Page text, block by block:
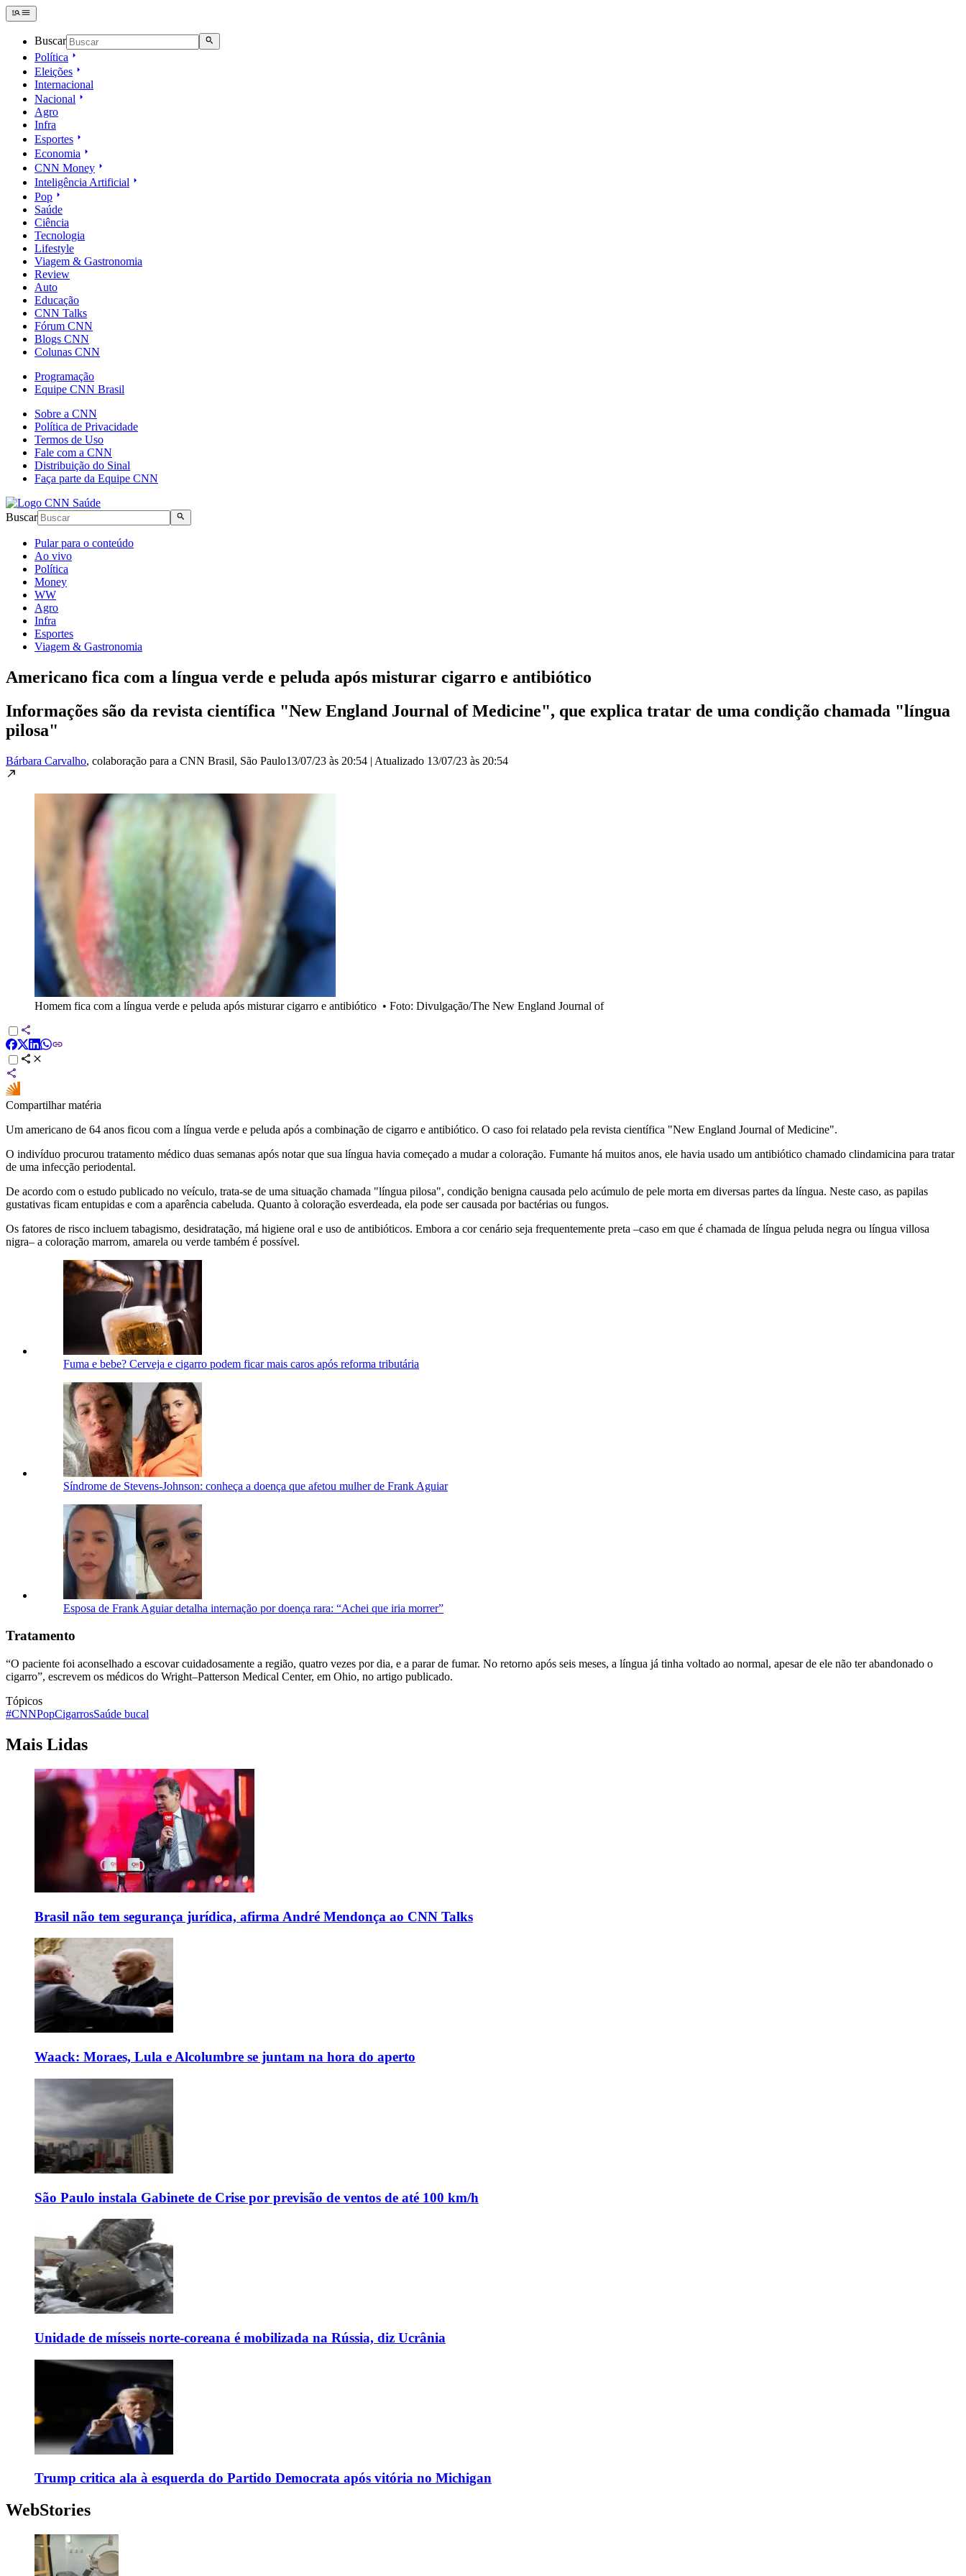
Buscar
Política
Eleições
Internacional
Nacional
Agro
Infra
Esportes
Economia
CNN Money
Inteligência Artificial
Pop
Saúde
Ciência
Tecnologia
Lifestyle
Viagem & Gastronomia
Review
Auto
Educação
CNN Talks
Fórum CNN
Blogs CNN
Colunas CNN
Programação
Equipe CNN Brasil
Sobre a CNN
Política de Privacidade
Termos de Uso
Fale com a CNN
Distribuição do Sinal
Faça parte da Equipe CNN
Buscar
Pular para o conteúdo
Ao vivo
Política
Money
WW
Agro
Infra
Esportes
Viagem & Gastronomia
Americano fica com a língua verde e peluda após misturar cigarro e antibiótico
Informações são da revista científica "New England Journal of Medicine", que explica tratar de uma condição chamada "língua
pilosa"
Bárbara Carvalho, colaboração para a CNN Brasil, São Paulo13/07/23 às 20:54 | Atualizado 13/07/23 às 20:54
Homem fica com a língua verde e peluda após misturar cigarro e antibiótico • Foto: Divulgação/The New England Journal of
Compartilhar matéria
Um americano de 64 anos ficou com a língua verde e peluda após a combinação de cigarro e antibiótico. O caso foi relatado pela revista científica "New England Journal of Medicine".
O indivíduo procurou tratamento médico duas semanas após notar que sua língua havia começado a mudar a coloração. Fumante há muitos anos, ele havia usado um antibiótico chamado clindamicina para tratar
de uma infecção periodental.
De acordo com o estudo publicado no veículo, trata-se de uma situação chamada "língua pilosa", condição benigna causada pelo acúmulo de pele morta em diversas partes da língua. Neste caso, as papilas
gustativas ficam entupidas e com a aparência cabeluda. Quanto à coloração esverdeada, ela pode ser causada por bactérias ou fungos.
Os fatores de risco incluem tabagismo, desidratação, má higiene oral e uso de antibióticos. Embora a cor cenário seja frequentemente preta –caso em que é chamada de língua peluda negra ou língua villosa
nigra– a coloração marrom, amarela ou verde também é possível.
Fuma e bebe? Cerveja e cigarro podem ficar mais caros após reforma tributária
Síndrome de Stevens-Johnson: conheça a doença que afetou mulher de Frank Aguiar
Esposa de Frank Aguiar detalha internação por doença rara: “Achei que iria morrer”
Tratamento
“O paciente foi aconselhado a escovar cuidadosamente a região, quatro vezes por dia, e a parar de fumar. No retorno após seis meses, a língua já tinha voltado ao normal, apesar de ele não ter abandonado o
cigarro”, escrevem os médicos do Wright–Patterson Medical Center, em Ohio, no artigo publicado.
Tópicos
#CNNPopCigarrosSaúde bucal
Mais Lidas
Brasil não tem segurança jurídica, afirma André Mendonça ao CNN Talks
Waack: Moraes, Lula e Alcolumbre se juntam na hora do aperto
São Paulo instala Gabinete de Crise por previsão de ventos de até 100 km/h
Unidade de mísseis norte-coreana é mobilizada na Rússia, diz Ucrânia
Trump critica ala à esquerda do Partido Democrata após vitória no Michigan
WebStories